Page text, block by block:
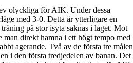
olyckliga för AIK. Under dessa
med 3-0. Detta är ytterligare en
på stor isyta saknas i laget. Mot
direkt hamna i ett högt tempo med
agerande. Två av de första tre målen
i den första tredjedelen av banan. Det